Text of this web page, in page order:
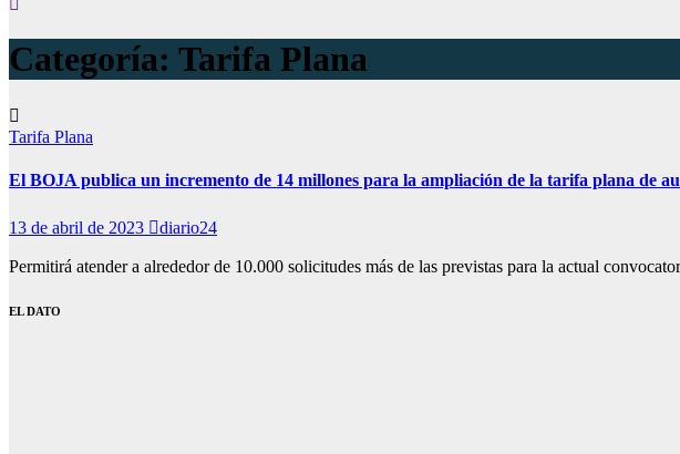
Categoría: Tarifa Plana
Tarifa Plana
El BOJA publica un incremento de 14 millones para la ampliación de la tarifa plana de
13 de abril de 2023 diario24
Permitirá atender a alrededor de 10.000 solicitudes más de las previstas para la actual
EL DATO